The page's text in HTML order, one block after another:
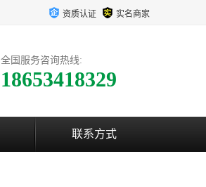
资质认证 实名商家
全国服务咨询热线:
18653418329
联系方式